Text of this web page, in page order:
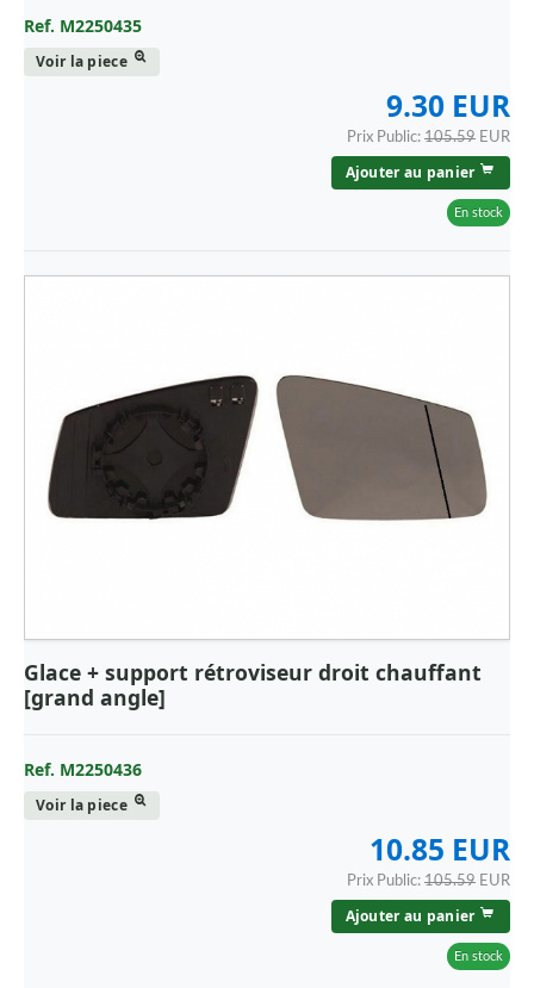
Ref. M2250435
Voir la piece
9.30 EUR
Prix Public: 105.59 EUR
Ajouter au panier
En stock
Glace + support rétroviseur droit chauffant
[grand angle]
Ref. M2250436
Voir la piece
10.85 EUR
Prix Public: 105.59 EUR
Ajouter au panier
En stock